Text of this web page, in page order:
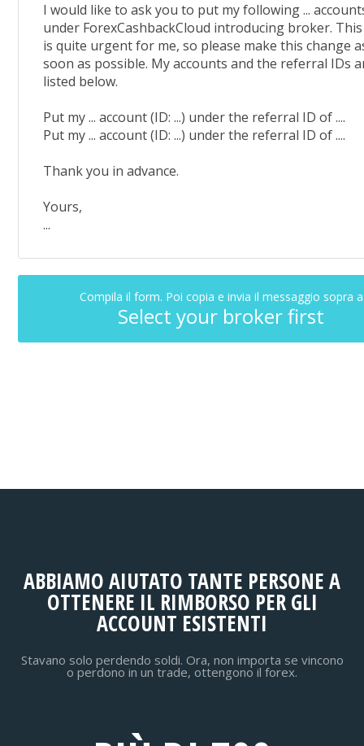
I would like to ask you to put my following ...
under ForexCashbackCloud introducing broker.
is quite urgent for me, so please make this change
soon as possible. My accounts and the referral IDs
listed below.
Put my ... account (ID: ...) under the referral ID of ....
Put my ... account (ID: ...) under the referral ID of ....
Thank you in advance.
Yours,
...
Compila il form. Poi copia e invia il messaggio sopra a
Select your broker first
ABBIAMO AIUTATO TANTE PERSONE A
OTTENERE IL RIMBORSO PER GLI
ACCOUNT ESISTENTI
Stavano solo perdendo soldi. Ora, non importa se vincono
o perdono in un trade, ottengono il forex.